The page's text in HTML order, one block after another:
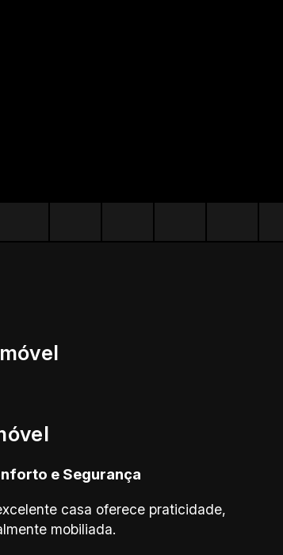
e Segurança
casa oferece praticidade,
mobiliada.